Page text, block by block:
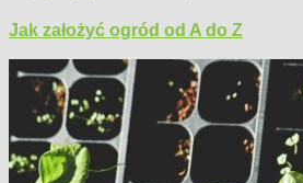
Jak założyć ogród od A do Z